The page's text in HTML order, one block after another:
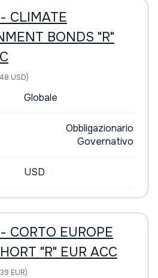
CLIMATE
BONDS "R"
USD)
Globale
Obbligazionario
Governativo
USD
CORTO EUROPE
"R" EUR ACC
EUR)